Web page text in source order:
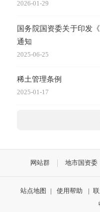
2026-01-29
国务院国资委关于印发
通知
2025-06-25
稀土管理条例
2025-01-17
网站群 地市国资委
站点地图 | 使用帮助 |